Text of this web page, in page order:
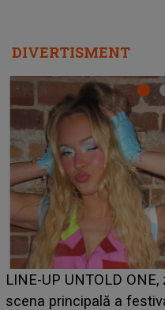
DIVERTISMENT
Ce a dezvăluit noua
luat prin surprindere pe